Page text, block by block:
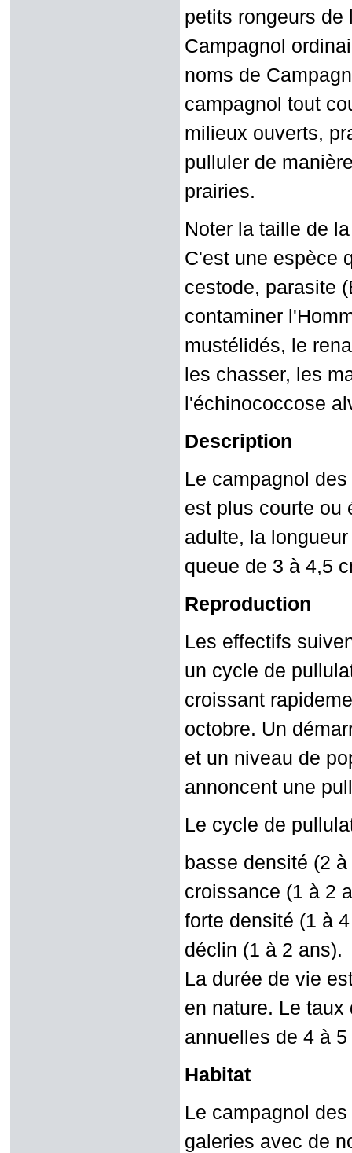
petits rongeurs
Campagnol
noms de
campagnol tout
milieux ouverts,
pulluler de
prairies.
Noter la taille de
C'est une espèce
cestode, parasite
contaminer
mustélidés, le
les chasser, les
l'échinococcose
Description
Le campagnol
est plus courte ou
adulte, la
queue de 3 à 4,5
Reproduction
Les effectifs
un cycle de
croissant
octobre. Un
et un niveau de
annoncent une
Le cycle de
basse densité (2
croissance (1 à 2
forte densité (1 à
déclin (1 à 2 ans).
La durée de vie
en nature. Le taux
annuelles de 4 à
Habitat
Le campagnol
galeries avec de